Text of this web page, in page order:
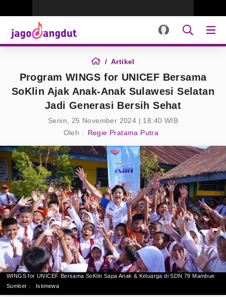
Artikel
Program WINGS for UNICEF Bersama
SoKlin Ajak Anak-Anak Sulawesi Selatan
Jadi Generasi Bersih Sehat
Senin, 25 November 2024 | 18:40 WIB
Oleh :
Regie Pratama Putra
WINGS for UNICEF Bersama SoKlin Sapa Anak & Keluarga di SDN 79 Mambue
Sumber :
Istimewa